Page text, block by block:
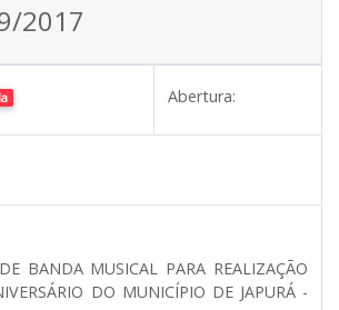
2017
Abertura:
BANDA MUSICAL PARA REALIZAÇÃO
DO MUNICÍPIO DE JAPURÁ -